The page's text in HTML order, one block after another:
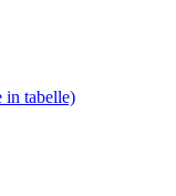
in tabelle)